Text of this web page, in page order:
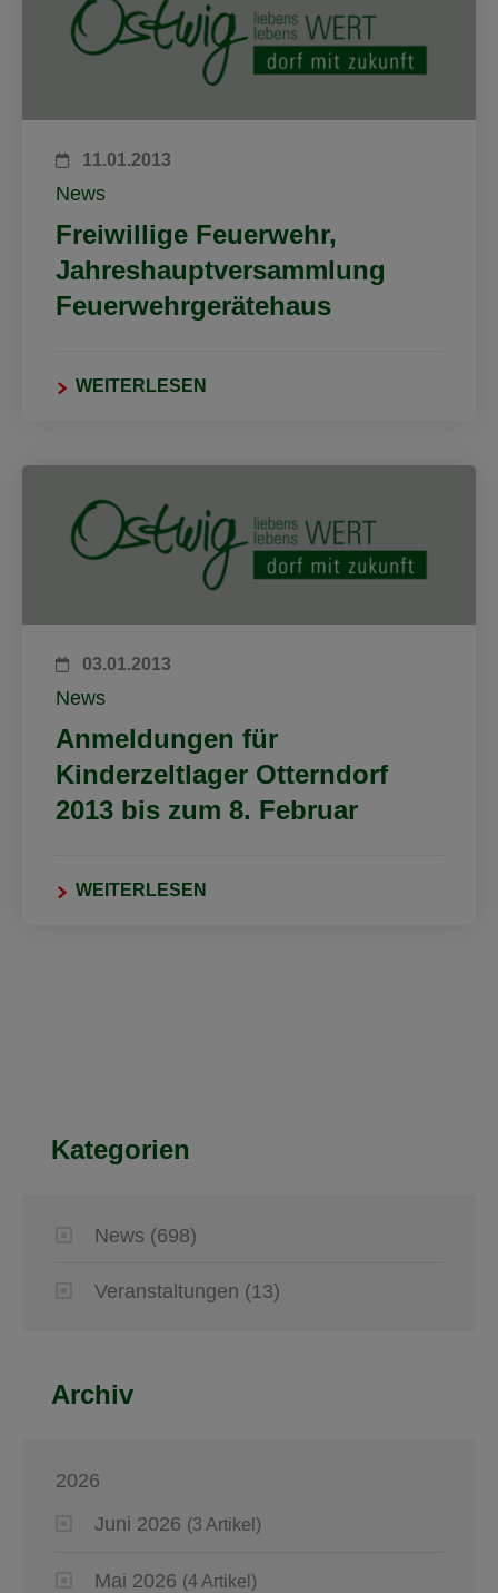
11.01.2013
News
Freiwillige Feuerwehr,
Jahreshauptversammlung
Feuerwehrgerätehaus
WEITERLESEN
03.01.2013
News
Anmeldungen für
Kinderzeltlager Otterndorf
2013 bis zum 8. Februar
WEITERLESEN
Kategorien
News (698)
Veranstaltungen (13)
Archiv
2026
Juni 2026 (3 Artikel)
Mai 2026 (4 Artikel)